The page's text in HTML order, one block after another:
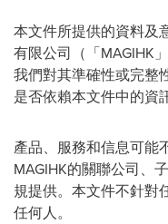
本文件所提供的資料及
有限公司（「MAGIHK
我們對其準確性或完整
是否依賴本文件中的資訊
產品、服務和信息可能
MAGIHK的關聯公司、
規提供。本文件不針對
任何人。